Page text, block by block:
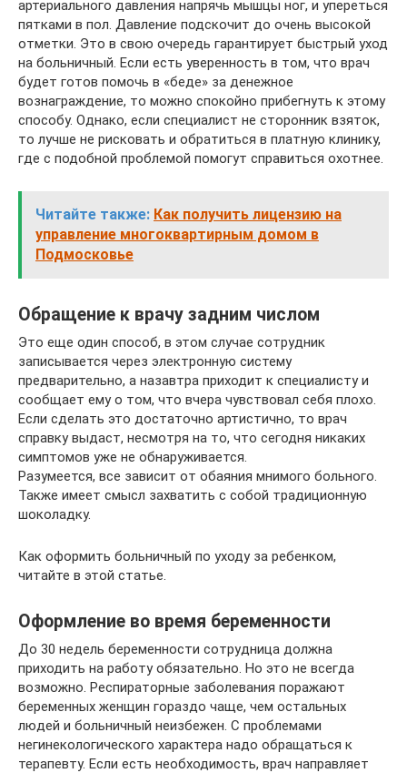
артериального давления напрячь мышцы ног, и упереться
пятками в пол. Давление подскочит до очень высокой
отметки. Это в свою очередь гарантирует быстрый уход
на больничный. Если есть уверенность в том, что врач
будет готов помочь в «беде» за денежное
вознаграждение, то можно спокойно прибегнуть к этому
способу. Однако, если специалист не сторонник взяток,
то лучше не рисковать и обратиться в платную клинику,
где с подобной проблемой помогут справиться охотнее.
Читайте также: Как получить лицензию на
управление многоквартирным домом в
Подмосковье
Обращение к врачу задним числом
Это еще один способ, в этом случае сотрудник
записывается через электронную систему
предварительно, а назавтра приходит к специалисту и
сообщает ему о том, что вчера чувствовал себя плохо.
Если сделать это достаточно артистично, то врач
справку выдаст, несмотря на то, что сегодня никаких
симптомов уже не обнаруживается.
Разумеется, все зависит от обаяния мнимого больного.
Также имеет смысл захватить с собой традиционную
шоколадку.
Как оформить больничный по уходу за ребенком,
читайте в этой статье.
Оформление во время беременности
До 30 недель беременности сотрудница должна
приходить на работу обязательно. Но это не всегда
возможно. Респираторные заболевания поражают
беременных женщин гораздо чаще, чем остальных
людей и больничный неизбежен. С проблемами
негинекологического характера надо обращаться к
терапевту. Если есть необходимость, врач направляет